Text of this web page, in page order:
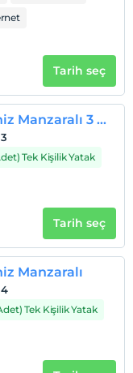
Tarih seç
Standart Oda - Deniz Manzaralı 3 Kişilik
3
Tek Kişilik Yatak
Tarih seç
Manzaralı
4
Tek Kişilik Yatak